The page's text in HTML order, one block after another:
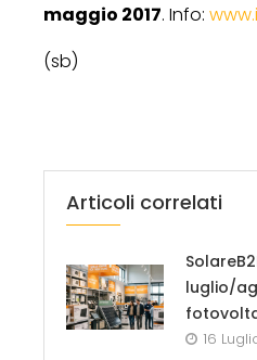
maggio 2017. Info:
(sb)
Articoli correlati
luglio/
16